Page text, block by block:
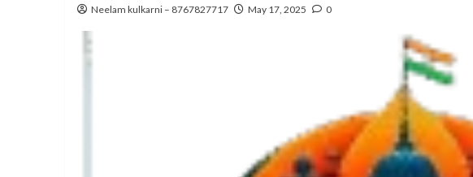
Neelam kulkarni – 8767827717 May 17, 2025 0